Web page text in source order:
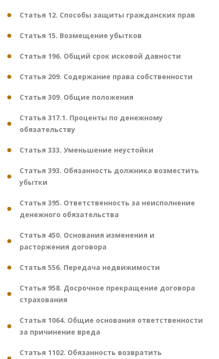
Статья 12. Способы защиты гражданских прав
Статья 15. Возмещение убытков
Статья 196. Общий срок исковой давности
Статья 209. Содержание права собственности
Статья 309. Общие положения
Статья 317.1. Проценты по денежному
обязательству
Статья 333. Уменьшение неустойки
Статья 393. Обязанность должника возместить
убытки
Статья 395. Ответственность за неисполнение
денежного обязательства
Статья 450. Основания изменения и
расторжения договора
Статья 556. Передача недвижимости
Статья 958. Досрочное прекращение договора
страхования
Статья 1064. Общие основания ответственности
за причинение вреда
Статья 1102. Обязанность возвратить